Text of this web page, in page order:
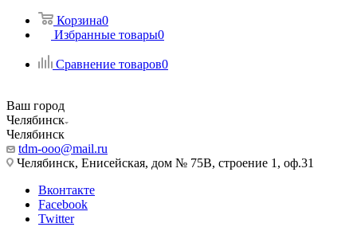
Корзина0
Избранные товары0
Сравнение товаров0
Ваш город
Челябинск
Челябинск
tdm-ooo@mail.ru
Челябинск, Енисейская, дом № 75В, строение 1, оф.31
Вконтакте
Facebook
Twitter